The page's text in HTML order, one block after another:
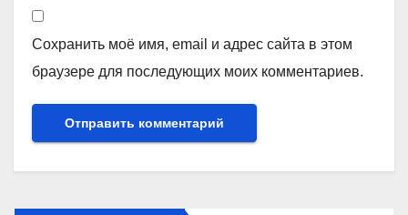
Сохранить моё имя, email и адрес сайта в этом
браузере для последующих моих комментариев.